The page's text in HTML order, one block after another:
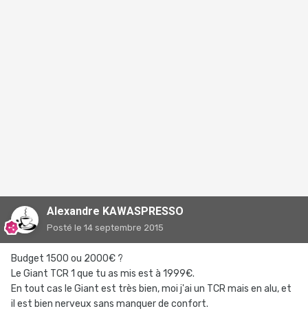
Alexandre KAWASPRESSO
Posté le 14 septembre 2015
Budget 1500 ou 2000€ ?
Le Giant TCR 1 que tu as mis est à 1999€.
En tout cas le Giant est très bien, moi j'ai un TCR mais en alu, et
il est bien nerveux sans manquer de confort.